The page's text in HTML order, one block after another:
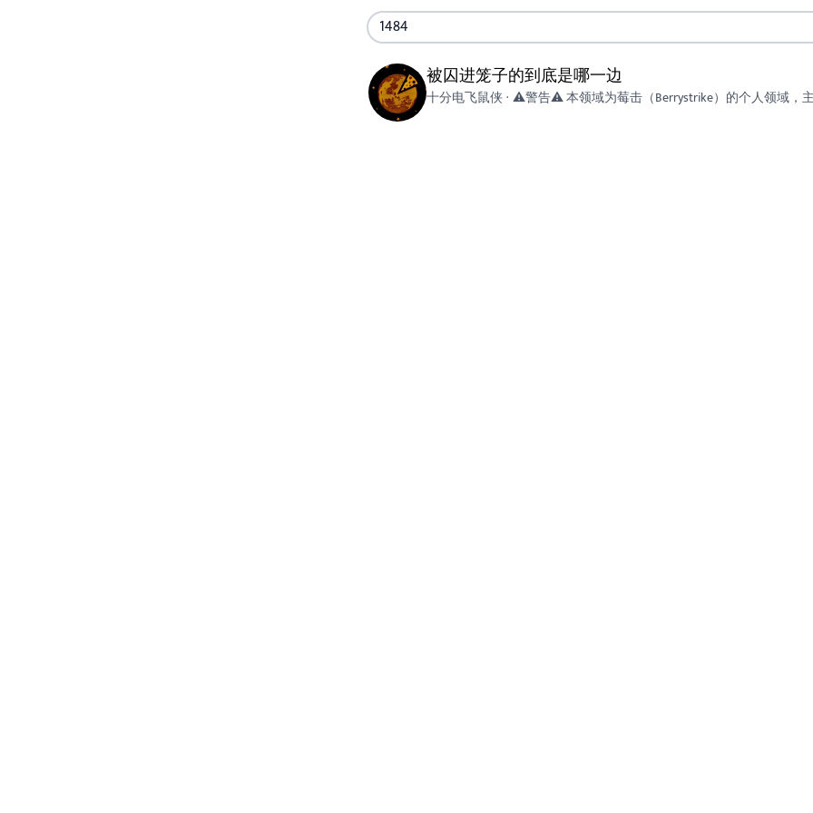
被囚进笼子的到底是哪一边
十分电飞鼠侠· ⚠️警告⚠️ 本领域为莓击（Berrystrike）的个人领域，主要存放一些随机灵感记录和拟猫设定 如果你能接受…… ①大量完全不同于猫武士的世界观（仅保留命名规则） ②大量拟兽化的其他剧组角色/宝可梦相关crossover ③可能存在的OOC现象/负能触发 那么欢迎来本